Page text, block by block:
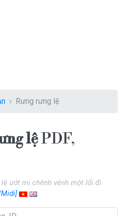
Rưng rưng lệ
lệPDF,
lệ ướt mi chênh vênh một lối đi